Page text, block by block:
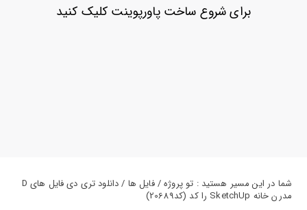
بازیابی
برای شروع ساخت پاورپوینت کلیک کنید
شما در این مسیر هستید : تو پروژه / فایل ها / دانلود تری دی فایل های D
مدرن خانه SketchUp را کد (کد20689)